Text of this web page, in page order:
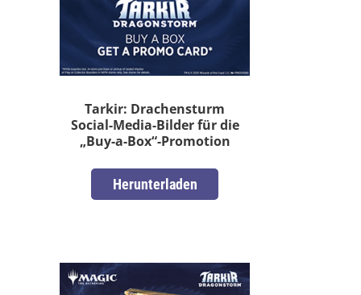
Tarkir: Drachensturm
Social-Media-Bilder für die
„Buy-a-Box“-Promotion
Herunterladen